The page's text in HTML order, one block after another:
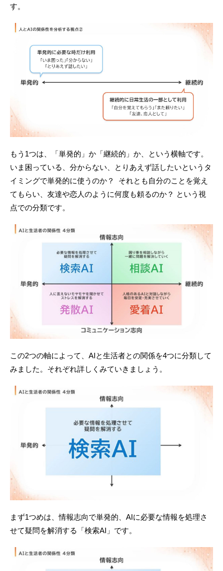
す。
もう1つは、「単発的」か「継続的」か、という横軸です。
いま困っている、分からない、とりあえず話したいというタ
イミングで単発的に使うのか？ それとも自分のことを覚え
てもらい、友達や恋人のように何度も頼るのか？ という視
点での分類です。
この2つの軸によって、AIと生活者との関係を4つに分類して
みました。それぞれ詳しくみていきましょう。
まず1つめは、情報志向で単発的、AIに必要な情報を処理さ
せて疑問を解消する「検索AI」です。